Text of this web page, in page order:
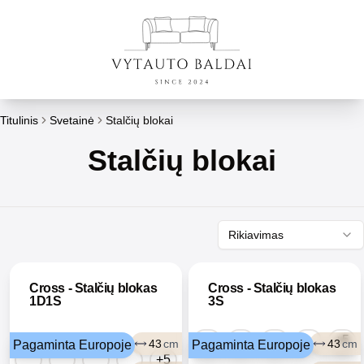
Titulinis Svetainė Stalčių blokai
Stalčių blokai
Rikiavimas
Cross - Stalčių blokas
1D1S
43cm
Pagaminta Europoje
+5
Cross - Stalčių blokas
3S
43cm
Pagaminta Europoje +5